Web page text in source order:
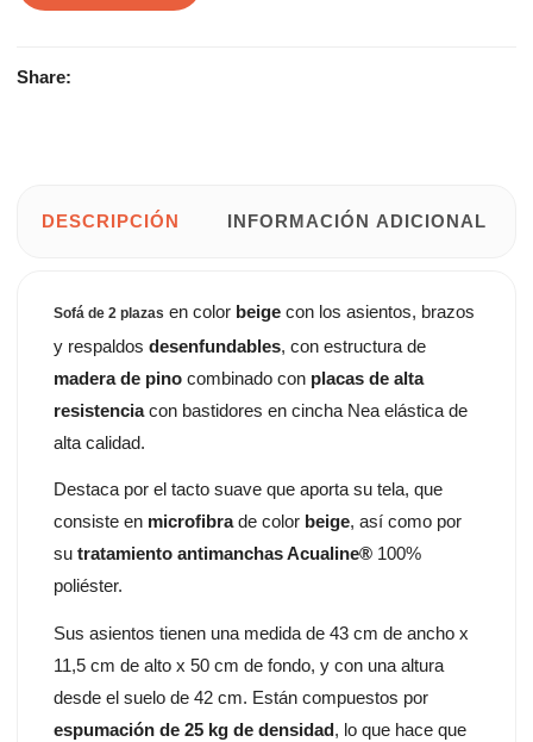
Share:
DESCRIPCIÓN INFORMACIÓN ADICIONAL
Sofá de 2 plazas en color beige con los asientos, brazos
y respaldosdesenfundables, con estructura de
madera de pino combinado con placas de alta
resistenciacon bastidores en cincha Nea elástica de
alta calidad.
Destaca por el tacto suave que aporta su tela, que
consiste en microfibrade color beige, así como por
su tratamiento antimanchas Acualine® 100%
poliéster.
Sus asientos tienen una medida de 43 cm de ancho x
11,5 cm de alto x 50 cm de fondo, y con una altura
desde el suelo de 42 cm. Están compuestos por
espumación de 25 kg de densidad, lo que hace que